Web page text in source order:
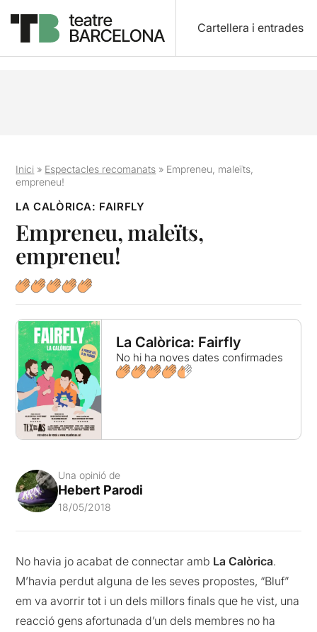
Cartellera i entrades
Inici » Espectacles recomanats » Empreneu, maleïts,
empreneu!
LA CALÒRICA: FAIRFLY
Empreneu, maleïts,
empreneu!
La Calòrica: Fairfly
No hi ha noves dates confirmades
Una opinió de
Hebert Parodi
18/05/2018
No havia jo acabat de connectar amb La Calòrica.
M’havia perdut alguna de les seves propostes, “Bluf”
em va avorrir tot i un dels millors finals que he vist, una
reacció gens afortunada d’un dels membres no ha